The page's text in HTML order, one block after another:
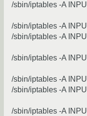
/sbin/iptables -A
/sbin/iptables -A
/sbin/iptables -A
/sbin/iptables -A
/sbin/iptables -A
/sbin/iptables -A
/sbin/iptables -A